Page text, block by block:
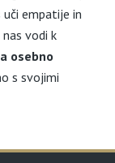
uči empatije in
nas vodi k
osebno
s svojimi